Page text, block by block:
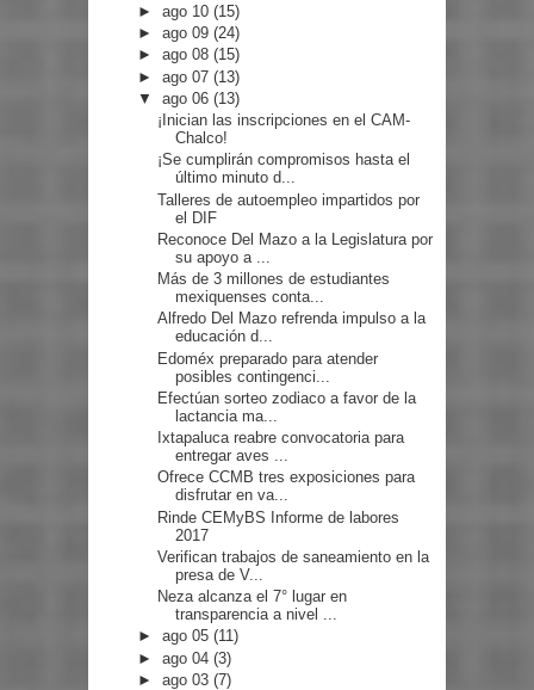
►ago 10(15)
►ago 09(24)
►ago 08(15)
►ago 07(13)
▼ago 06(13)
¡Inician las inscripciones en el CAM-
Chalco!
¡Se cumplirán compromisos hasta el
último minuto d...
Talleres de autoempleo impartidos por
el DIF
Reconoce Del Mazo a la Legislatura por
su apoyo a ...
Más de 3 millones de estudiantes
mexiquenses conta...
Alfredo Del Mazo refrenda impulso a la
educación d...
Edoméx preparado para atender
posibles contingenci...
Efectúan sorteo zodiaco a favor de la
lactancia ma...
Ixtapaluca reabre convocatoria para
entregar aves ...
Ofrece CCMB tres exposiciones para
disfrutar en va...
Rinde CEMyBS Informe de labores
2017
Verifican trabajos de saneamiento en la
presa de V...
Neza alcanza el 7° lugar en
transparencia a nivel ...
►ago 05(11)
►ago 04(3)
►ago 03(7)